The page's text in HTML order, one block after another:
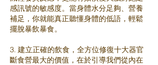
感訊號的敏感度。當身體水分足夠、營養
補足，你就能真正聽懂身體的低語，輕鬆
擺脫暴飲暴食。
3. 建立正確的飲食，全方位修復十大器官
斷食營最大的價值，在於引導我們從內在